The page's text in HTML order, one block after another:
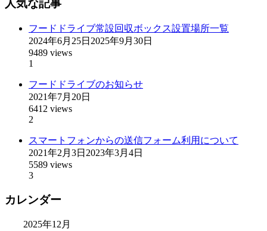
人気な記事
フードドライブ常設回収ボックス設置場所一覧
2024年6月25日 2025年9月30日
9489 views
1
フードドライブのお知らせ
2021年7月20日
6412 views
2
スマートフォンからの送信フォーム利用について
2021年2月3日 2023年3月4日
5589 views
3
カレンダー
2025年12月